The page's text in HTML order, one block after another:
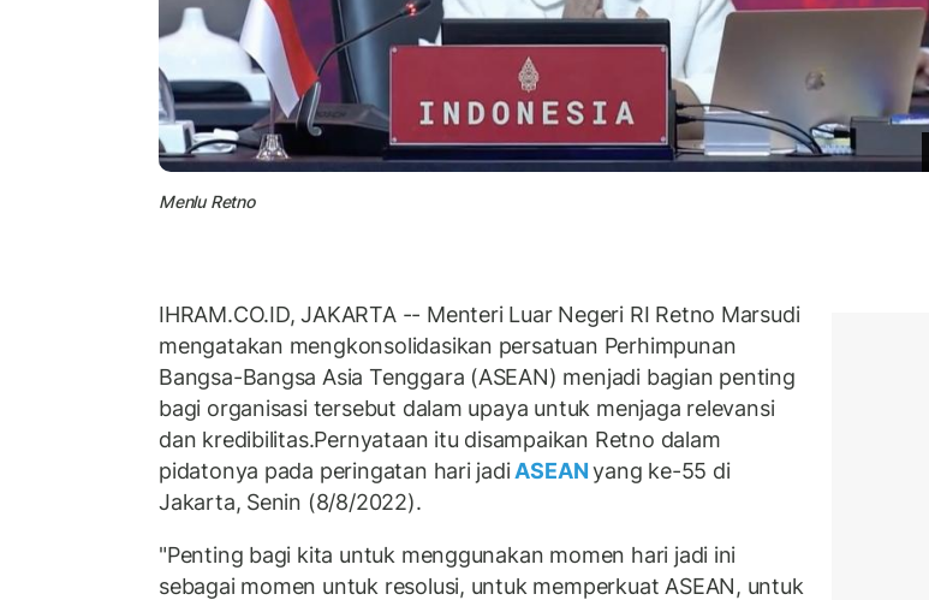
Menlu Retno
IHRAM.CO.ID, JAKARTA -- Menteri Luar Negeri RI Retno Marsudi
mengatakan mengkonsolidasikan persatuan Perhimpunan
Bangsa-Bangsa Asia Tenggara (ASEAN) menjadi bagian penting
bagi organisasi tersebut dalam upaya untuk menjaga relevansi
dan kredibilitas.Pernyataan itu disampaikan Retno dalam
pidatonya pada peringatan hari jadiASEANyang ke-55 di
Jakarta, Senin (8/8/2022).
"Penting bagi kita untuk menggunakan momen hari jadi ini
sebagai momen untuk resolusi, untuk memperkuat ASEAN, untuk